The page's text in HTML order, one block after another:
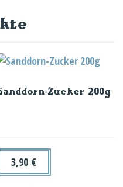
Zucker 200g
3,90 €